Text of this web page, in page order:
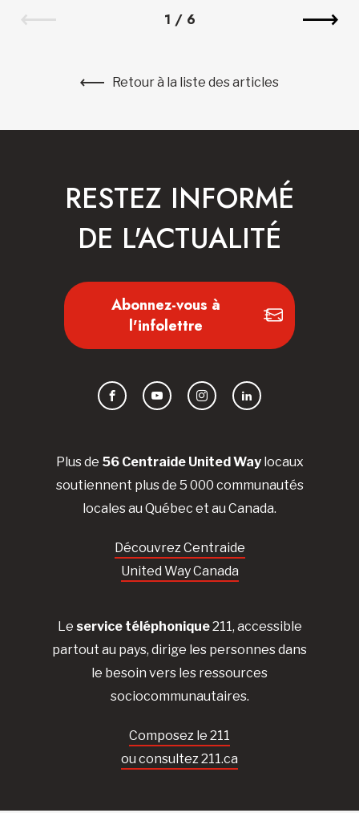
1 / 6
Retour à la liste des articles
Plus de 56 Centraide United Waylocaux
soutiennent plus de 5 000 communautés
locales au Québec et au Canada.
Découvrez Centraide
United Way Canada
Le service téléphonique211, accessible
partout au pays, dirige les personnes dans
le besoin vers les ressources
sociocommunautaires.
Composez le 211
ou consultez 211.ca
RESTEZ INFORMÉ
DE L'ACTUALITÉ
Abonnez-vous à
l'infolettre
FacebookYouTubeInstagramLinkedIn